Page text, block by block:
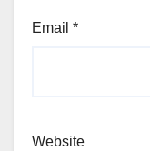
Email *
Website